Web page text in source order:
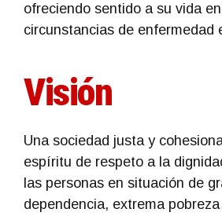
ofreciendo sentido a su vida
circunstancias de enfermedad
Visión
Una sociedad justa y
espíritu de respeto a la
las personas en situación de
dependencia, extrema